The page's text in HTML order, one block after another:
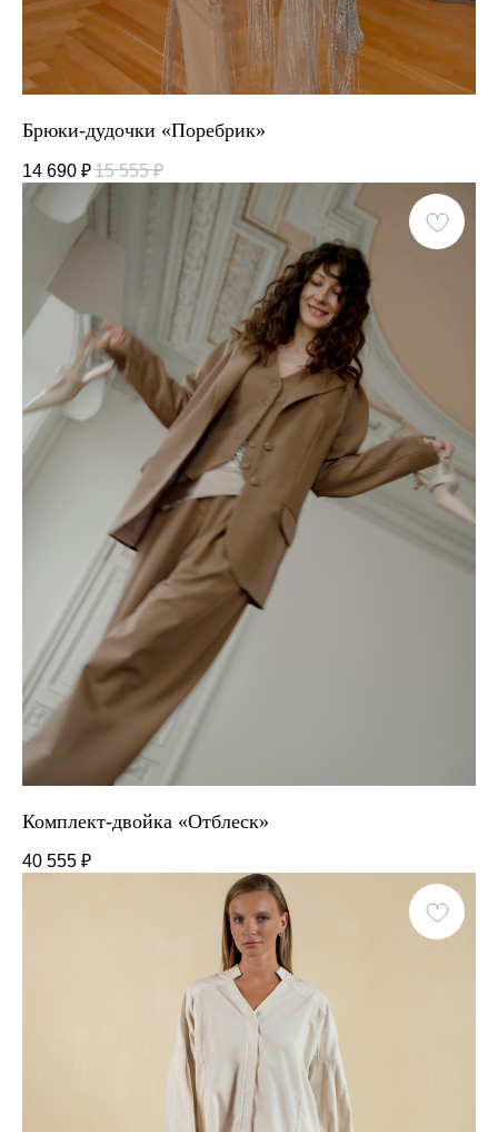
Брюки-дудочки «Поребрик»
14 690 ₽15 555 ₽
Комплект-двойка «Отблеск»
40 555 ₽